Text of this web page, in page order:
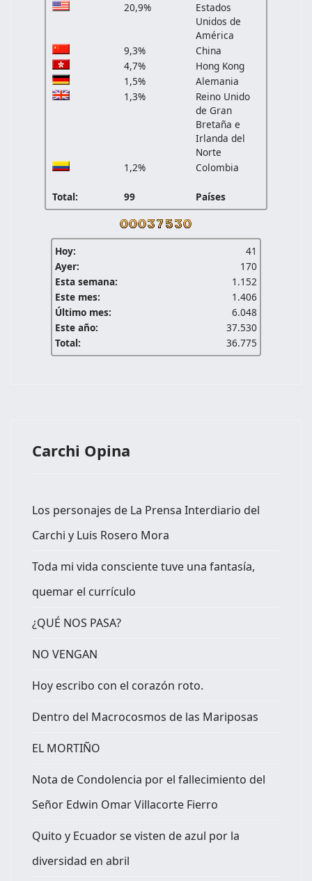
20,9%
Estados
Unidos de
América
9,3%
China
4,7%
Hong Kong
1,5%
Alemania
1,3%
Reino Unido
de Gran
Bretaña e
Irlanda del
Norte
1,2%
Colombia
Total: 99 Países
Hoy:
41
Ayer:
170
Esta semana:
1.152
Este mes:
1.406
Último mes:
6.048
Este año:
37.530
Total:
36.775
Carchi Opina
Los personajes de La Prensa Interdiario del
Carchi y Luis Rosero Mora
Toda mi vida consciente tuve una fantasía,
quemar el currículo
¿QUÉ NOS PASA?
NO VENGAN
Hoy escribo con el corazón roto.
Dentro del Macrocosmos de las Mariposas
EL MORTIÑO
Nota de Condolencia por el fallecimiento del
Señor Edwin Omar Villacorte Fierro
Quito y Ecuador se visten de azul por la
diversidad en abril